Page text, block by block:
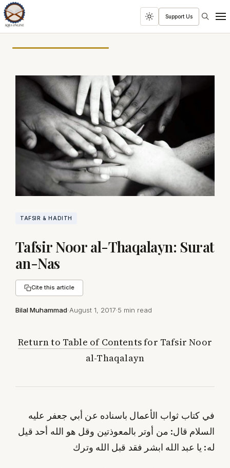
Toggle
dark
Support Us Search
TAFSIR & HADITH
Tafsir Noor al-Thaqalayn: Surat
an-Nas
Cite this article
Bilal Muhammad·August 1, 2017·5 min read
Return to Table of Contentsfor Tafsir Noor
al-Thaqalayn
في كتاب ثواب الأعمال باسناده عن أبي جعفر عليه
السلام قال: من أوتر بالمعوذتين وقل هو الله أحد قيل
له: يا عبد الله ابشر فقد قبل الله وترك